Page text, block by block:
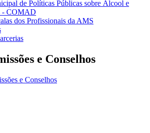
de Políticas Públicas sobre Álcool e
- COMAD
dos Profissionais da AMS
e Conselhos
e Conselhos